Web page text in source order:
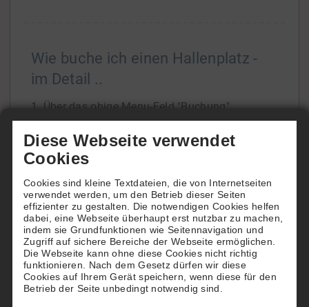
Wie buche ich einen Hallenplatz -
im Detail ..
1. Über das obige Menu-Feld "Buchung"
Tennisfelder.
In der Tagesansicht oder der Wochenansicht
ersehen Sie die Platzbelegung und freie Zeiten.
Wenn Sie die Belegung über einen späteren
Zeitraum einsehen[...]
Wie buchen Hotels für Ihre Gäste
Diese Webseite verwendet
Cookies
Cookies sind kleine Textdateien, die von Internetseiten
verwendet werden, um den Betrieb dieser Seiten
effizienter zu gestalten. Die notwendigen Cookies helfen
dabei, eine Webseite überhaupt erst nutzbar zu machen,
indem sie Grundfunktionen wie Seitennavigation und
Zugriff auf sichere Bereiche der Webseite ermöglichen.
Die Webseite kann ohne diese Cookies nicht richtig
funktionieren. Nach dem Gesetz dürfen wir diese
Cookies auf Ihrem Gerät speichern, wenn diese für den
Betrieb der Seite unbedingt notwendig sind.